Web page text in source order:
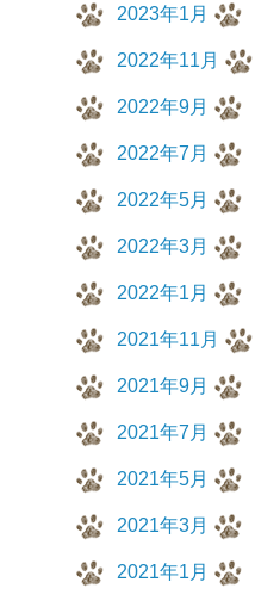
2023年1月
2022年11月
2022年9月
2022年7月
2022年5月
2022年3月
2022年1月
2021年11月
2021年9月
2021年7月
2021年5月
2021年3月
2021年1月